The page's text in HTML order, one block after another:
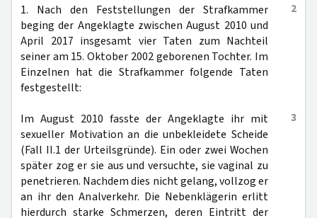
2
1. Nach den Feststellungen der Strafkammer
beging der Angeklagte zwischen August 2010 und
April 2017 insgesamt vier Taten zum Nachteil
seiner am 15. Oktober 2002 geborenen Tochter. Im
Einzelnen hat die Strafkammer folgende Taten
festgestellt:
3
Im August 2010 fasste der Angeklagte ihr mit
sexueller Motivation an die unbekleidete Scheide
(Fall II.1 der Urteilsgründe). Ein oder zwei Wochen
später zog er sie aus und versuchte, sie vaginal zu
penetrieren. Nachdem dies nicht gelang, vollzog er
an ihr den Analverkehr. Die Nebenklägerin erlitt
hierdurch starke Schmerzen, deren Eintritt der